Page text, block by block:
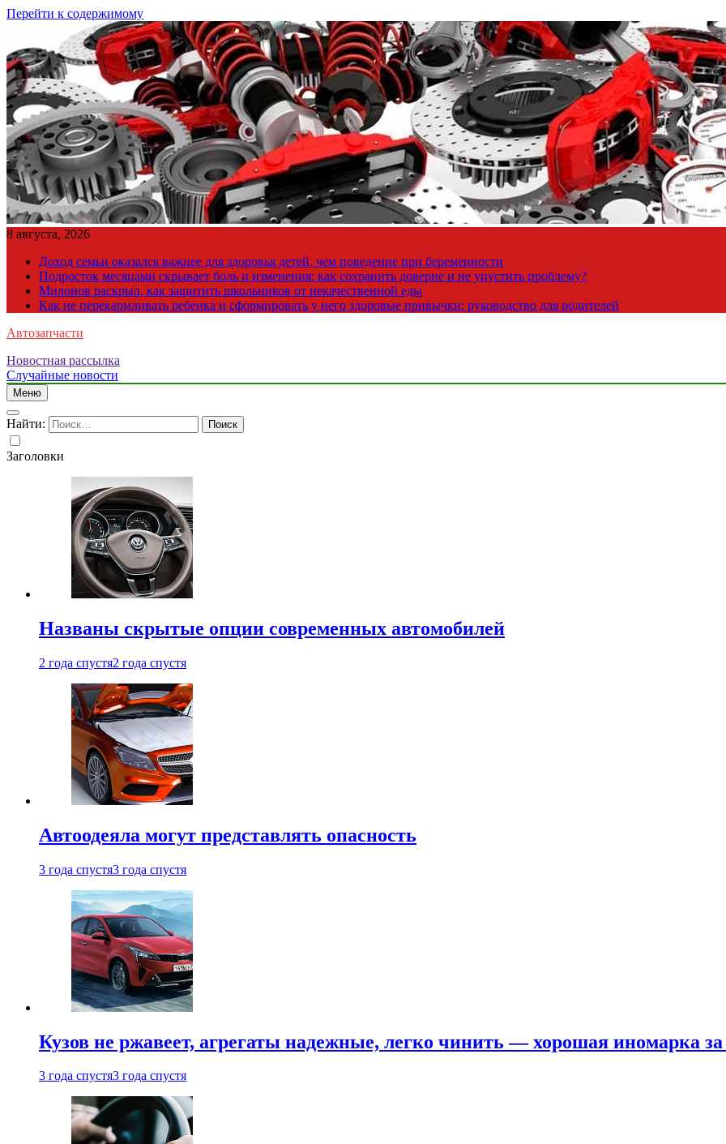
Перейти к содержимому
8 августа, 2026
Доход семьи оказался важнее для здоровья детей, чем поведение при беременности
Подросток месяцами скрывает боль и изменения: как сохранить доверие и не упустить проблему?
Милонов раскрыл, как защитить школьников от некачественной еды
Как не перекармливать ребенка и сформировать у него здоровые привычки: руководство для родителей
Автозапчасти
Новостная рассылка
Случайные новости
Меню
Найти:
Заголовки
Названы скрытые опции современных автомобилей
2 года спустя2 года спустя
Автоодеяла могут представлять опасность
3 года спустя3 года спустя
Кузов не ржавеет, агрегаты надежные, легко чинить — хорошая иномарка за
3 года спустя3 года спустя